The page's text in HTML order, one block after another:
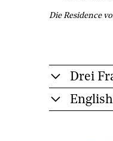
Die Residence
Drei
English